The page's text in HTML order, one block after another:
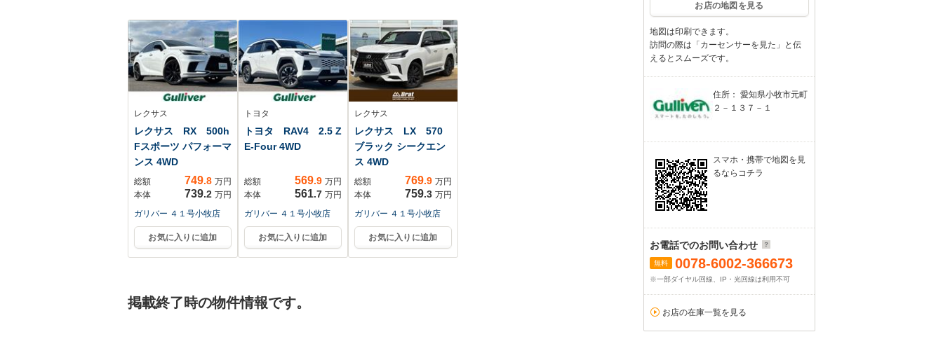
レクサス
レクサス RX 500h
Fスポーツ パフォーマ
ンス 4WD
総額 749.8 万円
本体
739.2 万円
ガリバー ４１号小牧店
お気に入りに追加
トヨタ
トヨタ RAV4 2.5 Z
E-Four 4WD
総額 569.9 万円
本体
561.7 万円
ガリバー ４１号小牧店
お気に入りに追加
レクサス
レクサス LX 570
ブラック シークエン
ス 4WD
総額 769.9 万円
本体
759.3 万円
ガリバー ４１号小牧店
お気に入りに追加
掲載終了時の物件情報です。
お店の地図を見る
地図は印刷できます。
訪問の際は「カーセンサーを見た」と伝
えるとスムーズです。
住所： 愛知県小牧市元町
２－１３７－１
スマホ・携帯で地図を見
るならコチラ
お電話でのお問い合わせ
無料 0078-6002-366673
※一部ダイヤル回線、IP・光回線は利用不可
お店の在庫一覧を見る